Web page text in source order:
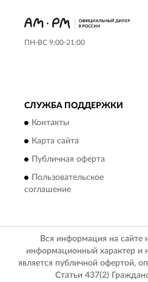
ПН-ВС 9:00-21:00
СЛУЖБА ПОДДЕРЖКИ
Контакты
Карта сайта
Публичная оферта
Пользовательское
соглашение
Вся информация на сайте
информационный характер и
является публичной офертой,
Статьи 437(2)